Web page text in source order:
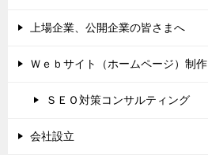
上場企業、公開企業の皆さまへ
Ｗｅｂサイト（ホームページ）制作
ＳＥＯ対策コンサルティング
会社設立